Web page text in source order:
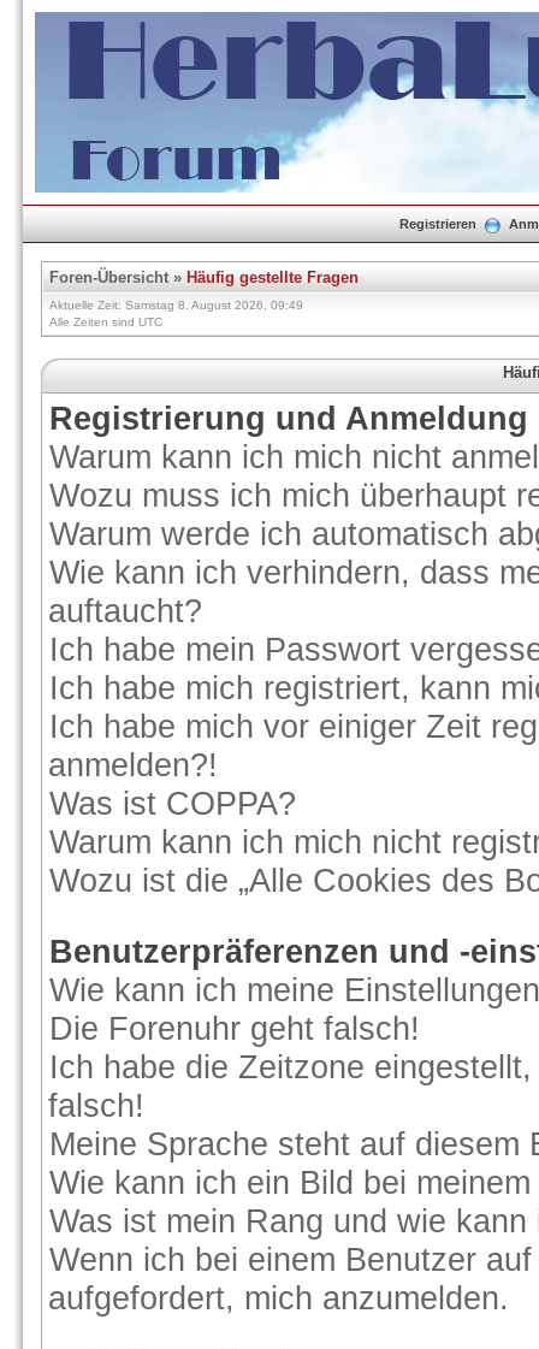
Registrieren
Foren-Übersicht» Häufig gestellte Fragen
Aktuelle Zeit: Samstag 8. August 2026, 09:49
Alle Zeiten sind UTC
Registrierung und Anmeldung
Warum kann ich mich nicht
Wozu muss ich mich überhaupt
Warum werde ich automatisch
Wie kann ich verhindern, dass
auftaucht?
Ich habe mein Passwort
Ich habe mich registriert, kann
Ich habe mich vor einiger Zeit
anmelden?!
Was ist COPPA?
Warum kann ich mich nicht
Wozu ist die „Alle Cookies des
Benutzerpräferenzen und -
Wie kann ich meine
Die Forenuhr geht falsch!
Ich habe die Zeitzone
falsch!
Meine Sprache steht auf diesem
Wie kann ich ein Bild bei
Was ist mein Rang und wie
Wenn ich bei einem Benutzer
aufgefordert, mich anzumelden.